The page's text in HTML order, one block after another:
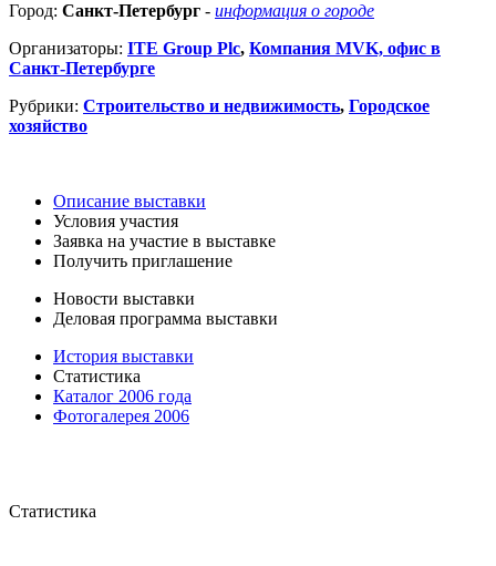
Город: Санкт-Петербург - информация о городе
Организаторы: ITE Group Plc, Компания MVK, офис в
Санкт-Петербурге
Рубрики: Строительство и недвижимость, Городское
хозяйство
Описание выставки
Условия участия
Заявка на участие в выставке
Получить приглашение
Новости выставки
Деловая программа выставки
История выставки
Статистика
Каталог 2006 года
Фотогалерея 2006
Статистика